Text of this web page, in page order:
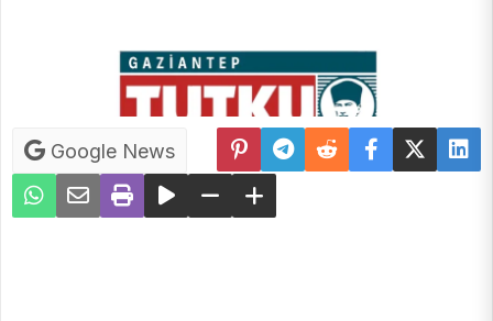
Google News